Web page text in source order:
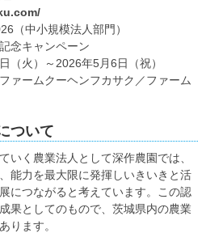
（中小規模法人部門）
念キャンペーン
（火）～2026年5月6日（祝）
ァームクーヘンフカサク／ファーム
ついて
いく農業法人として深作農園では、
能力を最大限に発揮しいきいきと活
につながると考えています。この認
果としてのもので、茨城県内の農業
ります。